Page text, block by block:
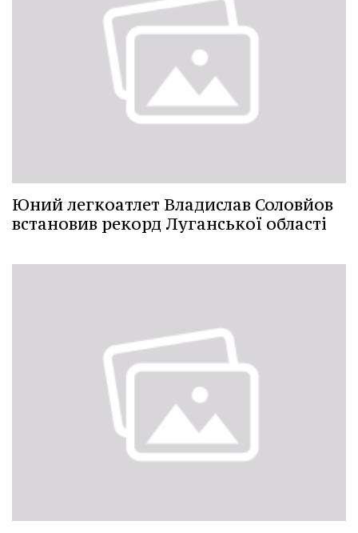
Юний легкоатлет Владислав Соловйов
встановив рекорд Луганської області